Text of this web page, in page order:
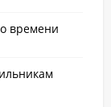
времени